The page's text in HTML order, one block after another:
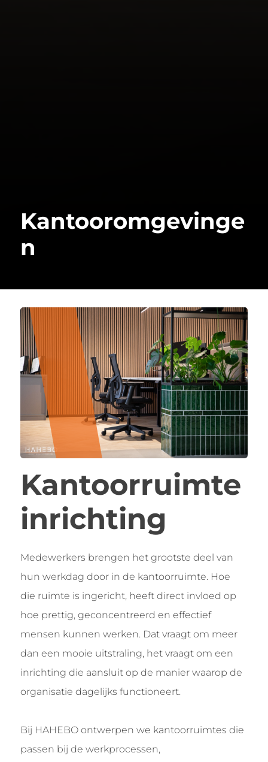
Kantooromgevinge
n
Kantoorruimte
inrichting
Medewerkers brengen het grootste deel van
hun werkdag door in de kantoorruimte. Hoe
die ruimte is ingericht, heeft direct invloed op
hoe prettig, geconcentreerd en effectief
mensen kunnen werken. Dat vraagt om meer
dan een mooie uitstraling, het vraagt om een
inrichting die aansluit op de manier waarop de
organisatie dagelijks functioneert.
Bij HAHEBO ontwerpen we kantoorruimtes die
passen bij de werkprocessen,